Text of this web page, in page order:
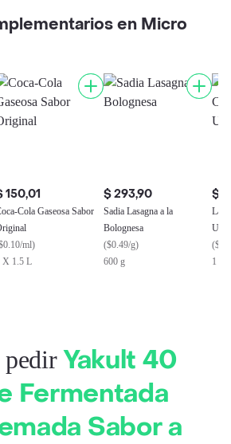
en Micro
150,01
Cola Gaseosa Sabor
ml)
X 1.5 L
$ 293,90
Sadia Lasagna a la
Bolognesa
($0.49/g)
600 g
$
(
1 X
pedirYakult 40
Fermentada
Sabor a